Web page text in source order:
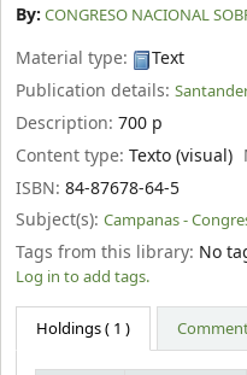
By: CONGRESO NACIONAL
Material type:
Text
Publication details:
Description: 700 p
Content type: Texto (visual)
ISBN: 84-87678-64-5
Subject(s): Campanas -
Tags from this library: No
Log in to add tags.
Holdings( 1 )